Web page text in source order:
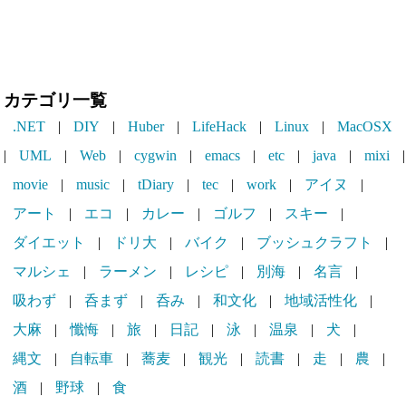
カテゴリ一覧
.NET | DIY | Huber | LifeHack | Linux |
MacOSX
|
UML | Web | cygwin | emacs | etc | java | mixi
|
movie
| music | tDiary | tec | work | アイヌ
|
アート
| エコ | カレー | ゴルフ | スキー
|
ダイエット
| ドリ大 | バイク | ブッシュクラフト
|
マルシェ
| ラーメン | レシピ | 別海 | 名言
|
吸わず
| 呑まず | 呑み | 和文化 | 地域活性化
|
大麻
| 懺悔 | 旅 | 日記 | 泳 | 温泉 | 犬
|
縄文
| 自転車 | 蕎麦 | 観光 | 読書 | 走 | 農
|
酒
| 野球 | 食